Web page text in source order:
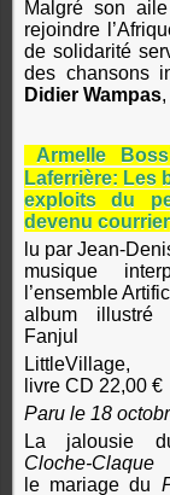
Malgré son
rejoindre
de solidarité
des chansons
Didier Wampas,
Armelle
Laferrière: Les
exploits du
devenu courrier
lu par Jean-
musique
l’ensemble
album illustré
Fanjul
LittleVillage,
livre CD 22,00 €
Paru le 18
La jalousie
Cloche-Claque
le mariage du